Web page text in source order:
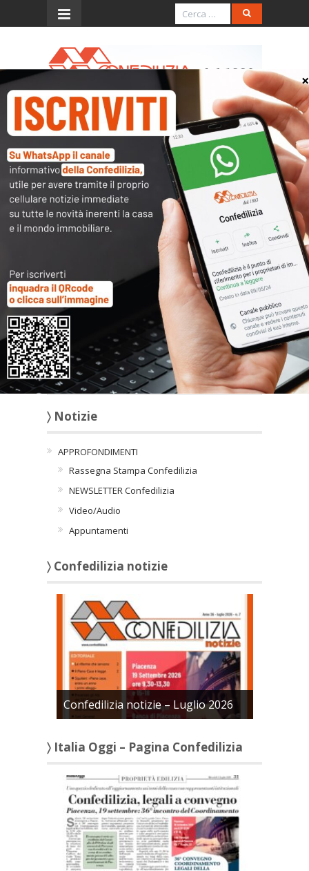
Menu
Congresso UIPI – Intervento
del presidente dell’Uipi,
Stratos Paradias
Per accedere a questi contenuti è
necessario accettare i cookie dimarketing:
ricarica la pagina, se dopo il consenso non
visualizzi subito il contenuto.
〉 Notizie
APPROFONDIMENTI
Rassegna Stampa Confedilizia
NEWSLETTER Confedilizia
Video/Audio
Appuntamenti
〉 Confedilizia notizie
Confedilizia notizie – Luglio 2026
〉 Italia Oggi – Pagina Confedilizia